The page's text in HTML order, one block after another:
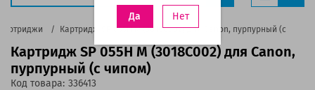
Да Нет
Картридж SP 055H M (3018C002) для Canon, пурпурный (с
Картридж SP 055H M (3018C002) для Canon,
пурпурный (с чипом)
Код товара: 336413